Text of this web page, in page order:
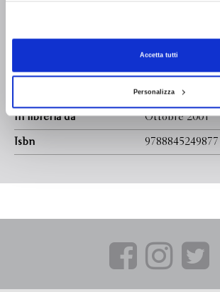
Accetta tutti
Personalizza
Formato 125.0 x 192.0
In libreria da Ottobre 2001
Isbn 9788845249877